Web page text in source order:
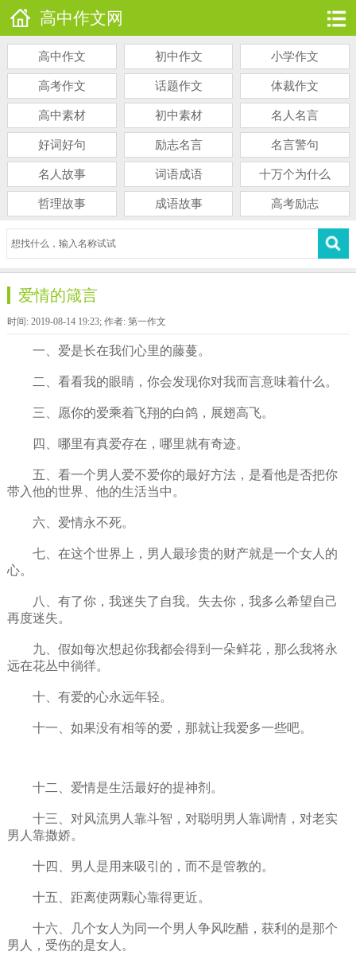
高中作文网
高中作文 初中作文 小学作文
高考作文 话题作文 体裁作文
高中素材 初中素材 名人名言
好词好句 励志名言 名言警句
名人故事 词语成语 十万个为什么
哲理故事 成语故事 高考励志
爱情的箴言
时间: 2019-08-14 19:23; 作者: 第一作文
一、爱是长在我们心里的藤蔓。
二、看看我的眼睛，你会发现你对我而言意味着什么。
三、愿你的爱乘着飞翔的白鸽，展翅高飞。
四、哪里有真爱存在，哪里就有奇迹。
五、看一个男人爱不爱你的最好方法，是看他是否把你
带入他的世界、他的生活当中。
六、爱情永不死。
七、在这个世界上，男人最珍贵的财产就是一个女人的
心。
八、有了你，我迷失了自我。失去你，我多么希望自己
再度迷失。
九、假如每次想起你我都会得到一朵鲜花，那么我将永
远在花丛中徜徉。
十、有爱的心永远年轻。
十一、如果没有相等的爱，那就让我爱多一些吧。
十二、爱情是生活最好的提神剂。
十三、对风流男人靠斗智，对聪明男人靠调情，对老实
男人靠撒娇。
十四、男人是用来吸引的，而不是管教的。
十五、距离使两颗心靠得更近。
十六、几个女人为同一个男人争风吃醋，获利的是那个
男人，受伤的是女人。